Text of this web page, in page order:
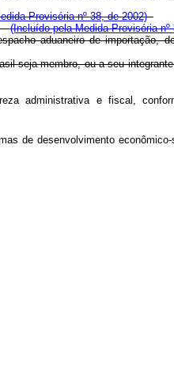
Provisória nº 38, de 2002)
(Incluído pela Medida Provisória nº
aduaneiro de importação,
que o Brasil seja membro,
administrativa e fiscal,
de desenvolvimento